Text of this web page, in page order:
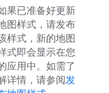
果已准备好更新
图样式，请发布
样式，新的地图
式即会显示在您
应用中。如需了
详情，请参阅发